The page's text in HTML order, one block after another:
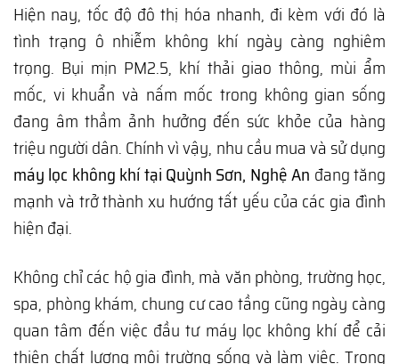
Hiện nay, tốc độ đô thị hóa nhanh, đi kèm với đó là
tình trạng ô nhiễm không khí ngày càng nghiêm
trọng. Bụi mịn PM2.5, khí thải giao thông, mùi ẩm
mốc, vi khuẩn và nấm mốc trong không gian sống
đang âm thầm ảnh hưởng đến sức khỏe của hàng
triệu người dân. Chính vì vậy, nhu cầu mua và sử dụng
máy lọc không khí tại Quỳnh Sơn, Nghệ An đang tăng
mạnh và trở thành xu hướng tất yếu của các gia đình
hiện đại.
Không chỉ các hộ gia đình, mà văn phòng, trường học,
spa, phòng khám, chung cư cao tầng cũng ngày càng
quan tâm đến việc đầu tư máy lọc không khí để cải
thiện chất lượng môi trường sống và làm việc. Trong